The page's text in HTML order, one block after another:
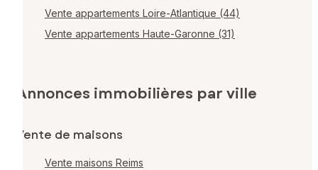
Vente appartements Loire-Atlantique (44)
Vente appartements Haute-Garonne (31)
Annonces immobilières par ville
Vente de maisons
Vente maisons Reims